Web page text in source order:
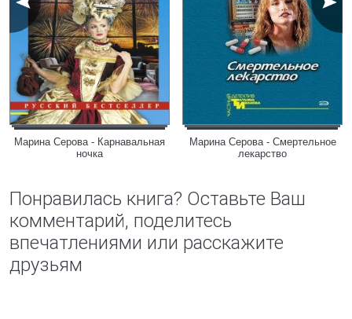
Марина Серова - Карнавальная
ночка
Марина Серова - Смертельное
лекарство
Понравилась книга? Оставьте Ваш
комментарий, поделитесь
впечатлениями или расскажите
друзьям